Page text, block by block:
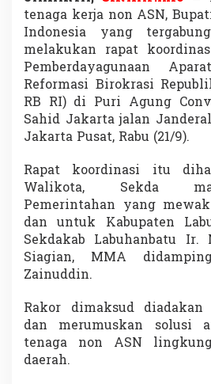
l
u
A
t
s
P
e
s
a
l
a
h
a
e
n
a
tenaga kerja non ASN,
Indonesia yang
melakukan rapat
Pemberdayagunaan
Reformasi Birokrasi
RB RI) di Puri Agung
Sahid Jakarta jalan
Jakarta Pusat, Rabu (21/9).
Rapat koordinasi itu
Walikota, Sekda
Pemerintahan yang
dan untuk Kabupaten
Sekdakab Labuhanbatu Ir.
Siagian, MMA
Zainuddin.
Rakor dimaksud
dan merumuskan solusi
tenaga non ASN
daerah.